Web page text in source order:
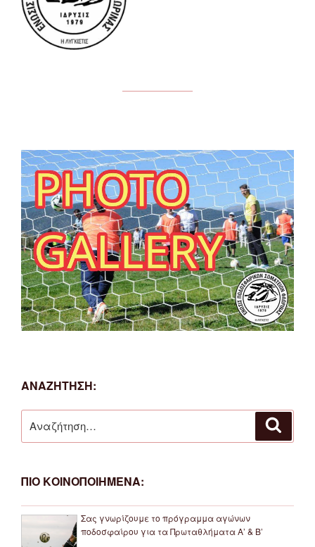
ΑΝΑΖΗΤΗΣΗ:
για:
ΠΙΟ ΚΟΙΝΟΠΟΙΗΜΕΝΑ:
Σας γνωρίζουμε το πρόγραμμα αγώνων
ποδοσφαίρου για τα Πρωταθλήματα Α’ & Β’